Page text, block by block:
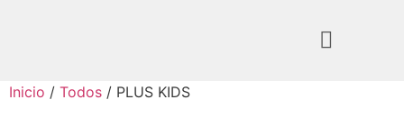
Inicio / Todos / PLUS KIDS